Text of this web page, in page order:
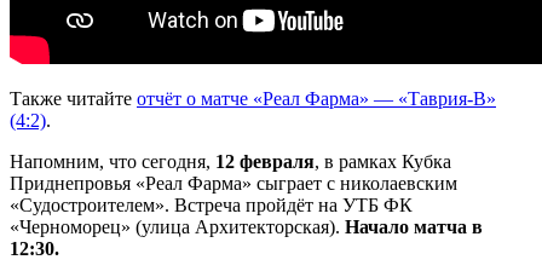
Также читайте отчёт о матче «Реал Фарма» — «Таврия-В»
(4:2).
Напомним, что сегодня, 12 февраля, в рамках Кубка
Приднепровья «Реал Фарма» сыграет с николаевским
«Судостроителем». Встреча пройдёт на УТБ ФК
«Черноморец» (улица Архитекторская). Начало матча в
12:30.